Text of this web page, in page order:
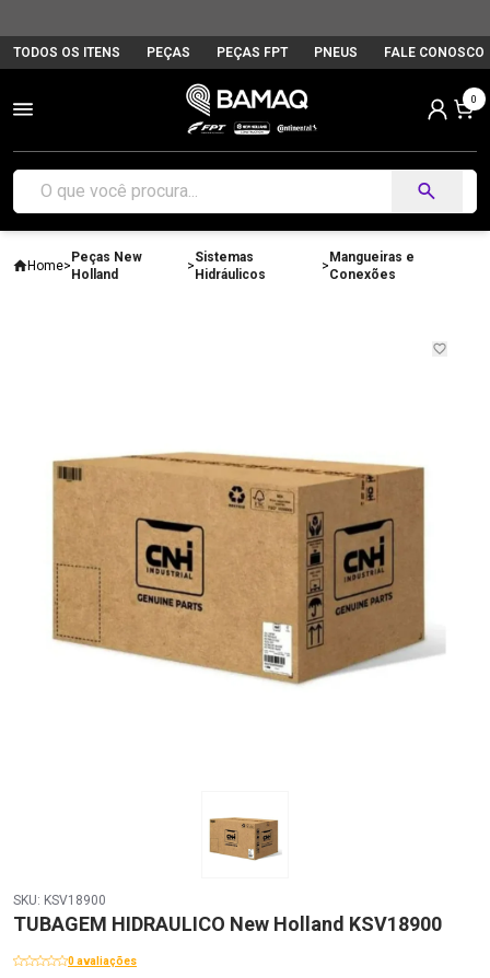
TODOS OS ITENS PEÇAS PEÇAS FPT PNEUS FALE CONOSCO
0
Home>
Peças New
Holland
>
Sistemas
Hidráulicos
>
Mangueiras e
Conexões
SKU: KSV18900
TUBAGEM HIDRAULICO New Holland KSV18900
0 avaliações